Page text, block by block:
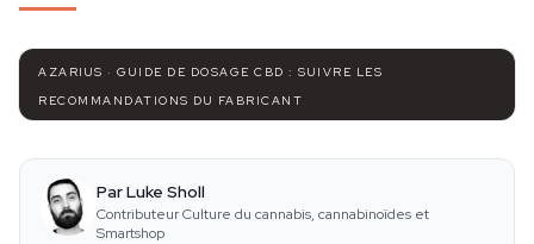
AZARIUS · GUIDE DE DOSAGE CBD : SUIVRE LES
RECOMMANDATIONS DU FABRICANT
Par Luke Sholl
Contributeur Culture du cannabis, cannabinoïdes et
Smartshop